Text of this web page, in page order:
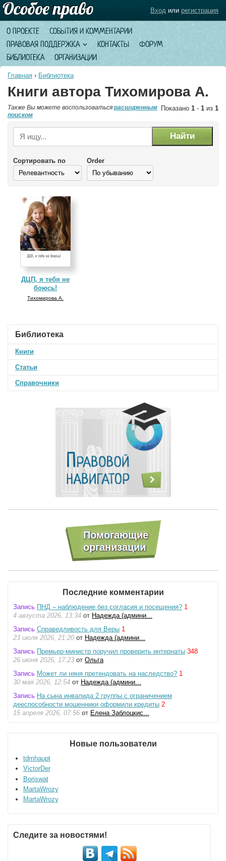
О ПРОЕКТЕ
СОБЫТИЯ И КОММЕНТАРИИ
ПРАВОВАЯ ПОДДЕРЖКА
КОНТАКТЫ
ФОРУМ
БИБЛИОТЕКА
ОРГАНИЗАЦИИ
Вход или регистрация
Главная › Библиотека
Книги автора Тихомирова А.
Показано 1 - 1 из 1
Также Вы можете воспользоваться расширенным
поиском
Сортировать по Order
ДЦП, я тебя не
боюсь!
Тихомирова А.
Библиотека
Книги
Статьи
Справочники
Последние комментарии
Запись ПНД – наблюдение без согласия и посещения? 1
4 августа 2026, 13:34 от Надежда (админи...
Запись Справедливость для Веры 1
23 июля 2026, 21:20 от Надежда (админи...
Запись Премьер-министр поручил проверить интернаты 348
26 июня 2026, 17:23 от Ольга
Запись Может ли няня претендовать на наследство? 1
30 мая 2026, 12:54 от Надежда (админи...
Запись На сына инвалида 2 группы с ограничением
дееспособности мошенники оформили кредиты 2
15 апреля 2026, 07:56 от Елена Заблоцкис...
Новые пользователи
tdmhaupt
VictorDer
Boriswat
MartaWrozy
MartaWrozy
Следите за новостями!